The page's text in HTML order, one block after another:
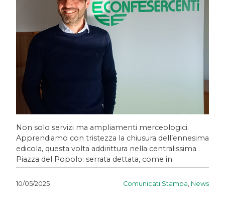
Non solo servizi ma ampliamenti merceologici.
Apprendiamo con tristezza la chiusura dell’ennesima
edicola, questa volta addirittura nella centralissima
Piazza del Popolo: serrata dettata, come in.
10/05/2025 Comunicati Stampa News